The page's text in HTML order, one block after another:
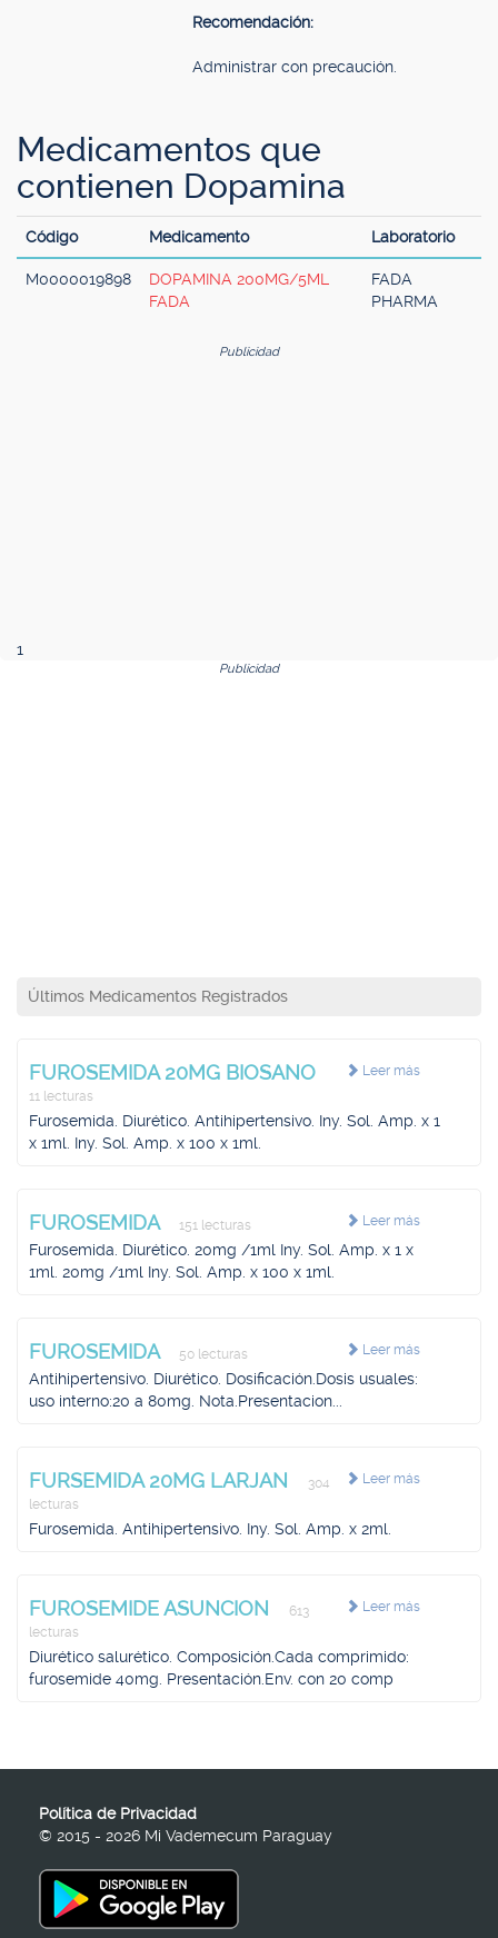
Recomendación:
Administrar con precaución.
Medicamentos que
contienen Dopamina
Código Medicamento Laboratorio
M0000019898
DOPAMINA 200MG/5ML
FADA
FADA
PHARMA
Publicidad
1
Publicidad
Últimos Medicamentos Registrados
Leer más
FUROSEMIDA 20MG BIOSANO
11 lecturas
Furosemida. Diurético. Antihipertensivo. Iny. Sol. Amp. x 1
x 1ml. Iny. Sol. Amp. x 100 x 1ml.
Leer más
FUROSEMIDA 151 lecturas
Furosemida. Diurético. 20mg /1ml Iny. Sol. Amp. x 1 x
1ml. 20mg /1ml Iny. Sol. Amp. x 100 x 1ml.
Leer más
FUROSEMIDA 50 lecturas
Antihipertensivo. Diurético. Dosificación.Dosis usuales:
uso interno:20 a 80mg. Nota.Presentacion...
Leer más
FURSEMIDA 20MG LARJAN
304
lecturas
Furosemida. Antihipertensivo. Iny. Sol. Amp. x 2ml.
Leer más
FUROSEMIDE ASUNCION
613
lecturas
Diurético salurético. Composición.Cada comprimido:
furosemide 40mg. Presentación.Env. con 20 comp
Política de Privacidad
© 2015 - 2026 Mi Vademecum Paraguay